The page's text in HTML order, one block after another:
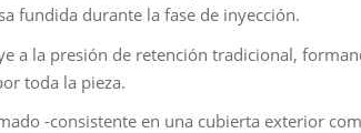
fundida durante la fase de inyección.
a la presión de retención tradicional,
toda la pieza.
-consistente en una cubierta exterior